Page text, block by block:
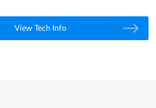
View Tech Info